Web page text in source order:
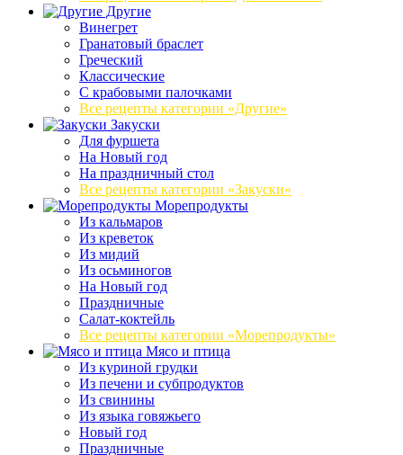
Другие
Винегрет
Гранатовый браслет
Греческий
Классические
С крабовыми палочками
Все рецепты категории «Другие»
Закуски
Для фуршета
На Новый год
На праздничный стол
Все рецепты категории «Закуски»
Морепродукты
Из кальмаров
Из креветок
Из мидий
Из осьминогов
На Новый год
Праздничные
Салат-коктейль
Все рецепты категории «Морепродукты»
Мясо и птица
Из куриной грудки
Из печени и субпродуктов
Из свинины
Из языка говяжьего
Новый год
Праздничные